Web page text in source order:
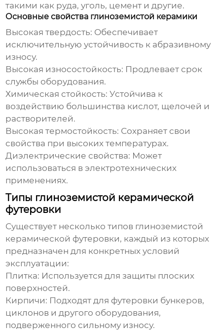
такими как руда, уголь, цемент и другие.
Основные свойства глиноземистой керамики
Высокая твердость: Обеспечивает
исключительную устойчивость к абразивному
износу.
Высокая износостойкость: Продлевает срок
службы оборудования.
Химическая стойкость: Устойчива к
воздействию большинства кислот, щелочей и
растворителей.
Высокая термостойкость: Сохраняет свои
свойства при высоких температурах.
Диэлектрические свойства: Может
использоваться в электротехнических
применениях.
Типы глиноземистой керамической
футеровки
Существует несколько типов глиноземистой
керамической футеровки, каждый из которых
предназначен для конкретных условий
эксплуатации:
Плитка: Используется для защиты плоских
поверхностей.
Кирпичи: Подходят для футеровки бункеров,
циклонов и другого оборудования,
подверженного сильному износу.